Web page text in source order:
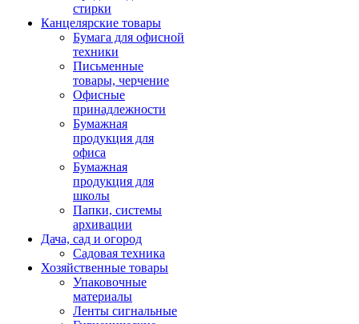
стирки
Канцелярские товары
Бумага для офисной
техники
Письменные
товары, черчение
Офисные
принадлежности
Бумажная
продукция для
офиса
Бумажная
продукция для
школы
Папки, системы
архивации
Дача, сад и огород
Садовая техника
Хозяйственные товары
Упаковочные
материалы
Ленты сигнальные